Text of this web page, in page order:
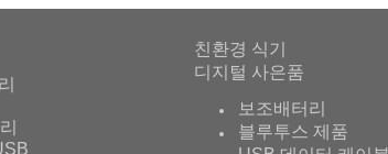
친환경 식기
디지털 사은품
보조배터리
블루투스 제품